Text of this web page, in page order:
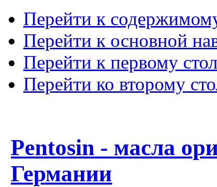
Перейти к
Перейти к основной
Перейти к первому
Перейти ко второму
Pentosin - масла
Германии